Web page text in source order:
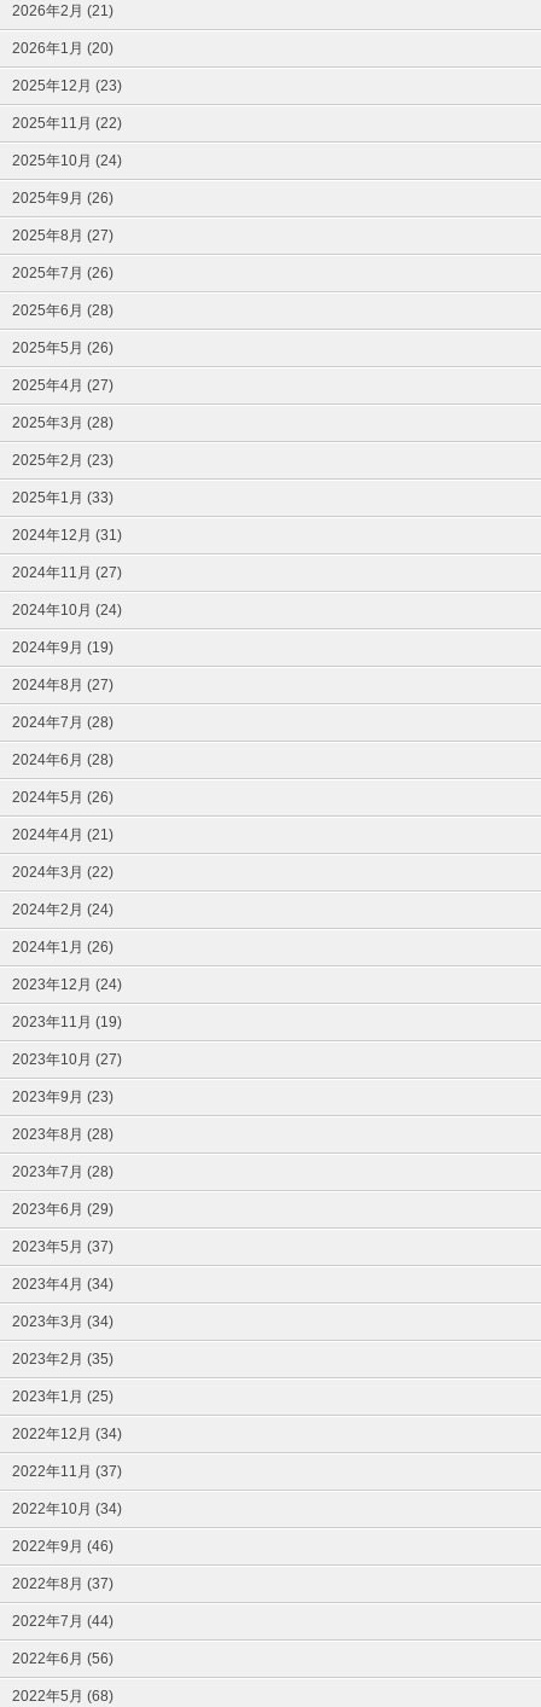
2026年2月 (21)
2026年1月 (20)
2025年12月 (23)
2025年11月 (22)
2025年10月 (24)
2025年9月 (26)
2025年8月 (27)
2025年7月 (26)
2025年6月 (28)
2025年5月 (26)
2025年4月 (27)
2025年3月 (28)
2025年2月 (23)
2025年1月 (33)
2024年12月 (31)
2024年11月 (27)
2024年10月 (24)
2024年9月 (19)
2024年8月 (27)
2024年7月 (28)
2024年6月 (28)
2024年5月 (26)
2024年4月 (21)
2024年3月 (22)
2024年2月 (24)
2024年1月 (26)
2023年12月 (24)
2023年11月 (19)
2023年10月 (27)
2023年9月 (23)
2023年8月 (28)
2023年7月 (28)
2023年6月 (29)
2023年5月 (37)
2023年4月 (34)
2023年3月 (34)
2023年2月 (35)
2023年1月 (25)
2022年12月 (34)
2022年11月 (37)
2022年10月 (34)
2022年9月 (46)
2022年8月 (37)
2022年7月 (44)
2022年6月 (56)
2022年5月 (68)